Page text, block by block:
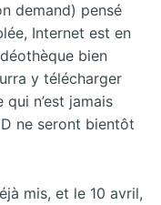
demand) pensé
Internet est en
bien
y télécharger
qui n’est jamais
ne seront bientôt
mis, et le 10 avril,